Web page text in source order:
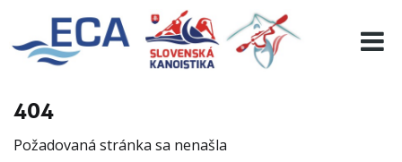
404
Požadovaná stránka sa nenašla
EURO 19
INFO
RESULTS